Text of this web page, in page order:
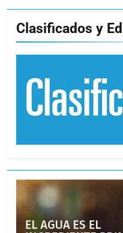
Clasificados y